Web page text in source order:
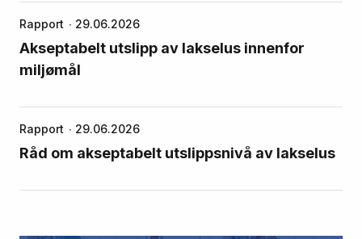
Rapport 29.06.2026
Akseptabelt utslipp av lakselus innenfor
miljømål
Rapport 29.06.2026
Råd om akseptabelt utslippsnivå av lakselus